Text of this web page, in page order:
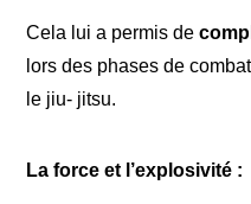
Cela lui a permis de
lors des phases de
le jiu- jitsu.
La force et l’explosivité :